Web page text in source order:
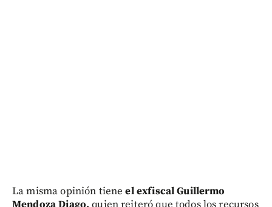
La misma opinión tieneel exfiscal Guillermo
Mendoza Diago, quien reiteró que todos los recursos